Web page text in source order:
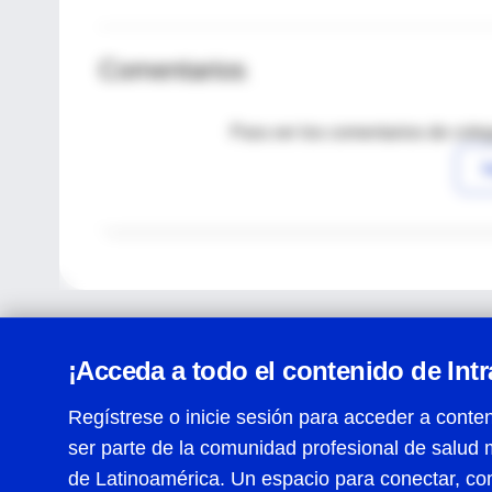
Comentarios
Para ver los comentarios de
¡Acceda a todo el contenido de
Regístrese o inicie sesión para acceder a
ser parte de la comunidad profesional de salud
de Latinoamérica. Un espacio para conectar,
Centro de Ayuda